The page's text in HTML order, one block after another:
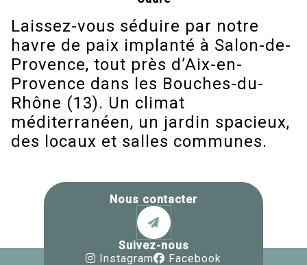
Laissez-vous séduire par notre
havre de paix implanté à Salon-de-
Provence, tout près d’Aix-en-
Provence dans les Bouches-du-
Rhône (13). Un climat
méditerranéen, un jardin spacieux,
des locaux et salles communes.
Nous contacter
Suivez-nous
Instagram
Facebook